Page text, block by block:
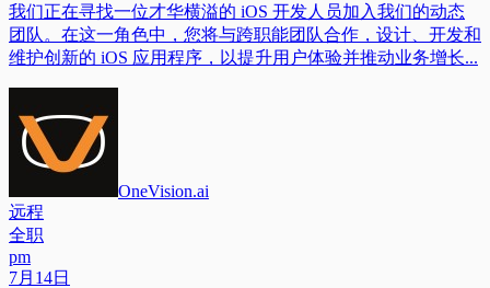
我们正在寻找一位才华横溢的 iOS 开发人员加入我们的动态
团队。在这一角色中，您将与跨职能团队合作，设计、开发和
维护创新的 iOS 应用程序，以提升用户体验并推动业务增长...
OneVision.ai
远程
全职
pm
7月14日